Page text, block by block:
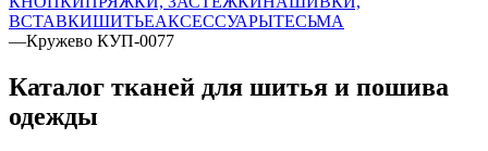
ВСТАВКИШИТЬЕАКСЕССУАРЫТЕСЬМА
—Кружево КУП-0077
Каталог тканей для шитья и пошива
одежды